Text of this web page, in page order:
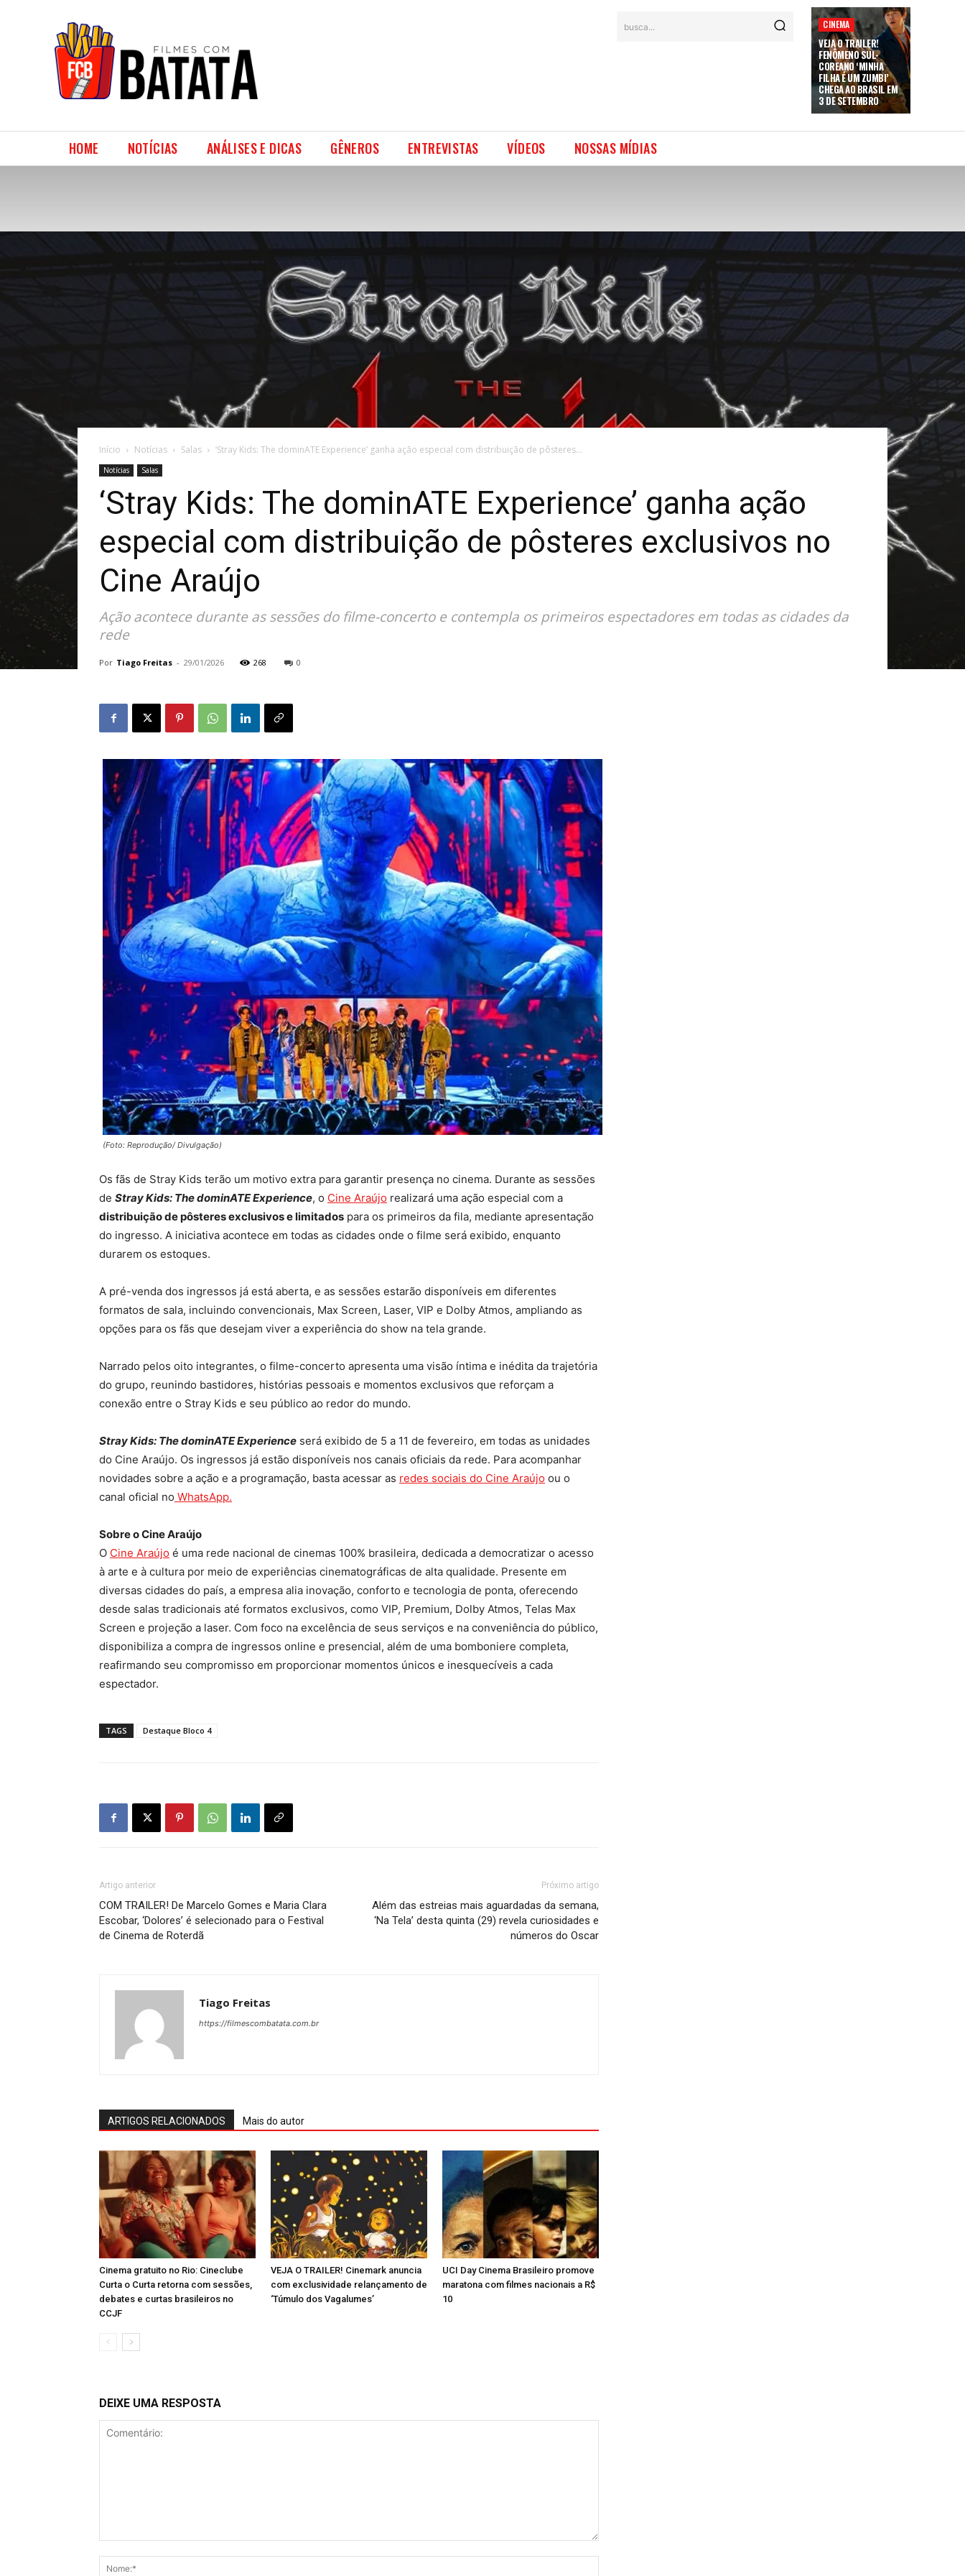
busca... CINEMA
VEJA O TRAILER!
FENÔMENO SUL-
COREANO ‘MINHA
FILHA É UM ZUMBI’
CHEGA AO BRASIL EM
3 DE SETEMBRO
HOME NOTÍCIAS ANÁLISES E DICAS GÊNEROS ENTREVISTAS VÍDEOS NOSSAS MÍDIAS
Início Notícias Salas ‘Stray Kids: The dominATE Experience’ ganha ação especial com distribuição de pôsteres...
Notícias Salas
‘Stray Kids: The dominATE Experience’ ganha ação
especial com distribuição de pôsteres exclusivos no
Cine Araújo
Ação acontece durante as sessões do filme-concerto e contempla os primeiros espectadores em todas as cidades da
rede
Por Tiago Freitas - 29/01/2026 268 0
(Foto: Reprodução/ Divulgação)
Os fãs de Stray Kids terão um motivo extra para garantir presença no cinema. Durante as sessões
de Stray Kids: The dominATE Experience, o Cine Araújo realizará uma ação especial com a
distribuição de pôsteres exclusivos e limitados para os primeiros da fila, mediante apresentação
do ingresso. A iniciativa acontece em todas as cidades onde o filme será exibido, enquanto
durarem os estoques.
A pré-venda dos ingressos já está aberta, e as sessões estarão disponíveis em diferentes
formatos de sala, incluindo convencionais, Max Screen, Laser, VIP e Dolby Atmos, ampliando as
opções para os fãs que desejam viver a experiência do show na tela grande.
Narrado pelos oito integrantes, o filme-concerto apresenta uma visão íntima e inédita da trajetória
do grupo, reunindo bastidores, histórias pessoais e momentos exclusivos que reforçam a
conexão entre o Stray Kids e seu público ao redor do mundo.
Stray Kids: The dominATE Experience será exibido de 5 a 11 de fevereiro, em todas as unidades
do Cine Araújo. Os ingressos já estão disponíveis nos canais oficiais da rede. Para acompanhar
novidades sobre a ação e a programação, basta acessar as redes sociais do Cine Araújo ou o
canal oficial no WhatsApp.
Sobre o Cine Araújo
O Cine Araújo é uma rede nacional de cinemas 100% brasileira, dedicada a democratizar o acesso
à arte e à cultura por meio de experiências cinematográficas de alta qualidade. Presente em
diversas cidades do país, a empresa alia inovação, conforto e tecnologia de ponta, oferecendo
desde salas tradicionais até formatos exclusivos, como VIP, Premium, Dolby Atmos, Telas Max
Screen e projeção a laser. Com foco na excelência de seus serviços e na conveniência do público,
disponibiliza a compra de ingressos online e presencial, além de uma bomboniere completa,
reafirmando seu compromisso em proporcionar momentos únicos e inesquecíveis a cada
espectador.
TAGS Destaque Bloco 4
Artigo anterior
COM TRAILER! De Marcelo Gomes e Maria Clara
Escobar, ‘Dolores’ é selecionado para o Festival
de Cinema de Roterdã
Próximo artigo
Além das estreias mais aguardadas da semana,
‘Na Tela’ desta quinta (29) revela curiosidades e
números do Oscar
Tiago Freitas
https://filmescombatata.com.br
ARTIGOS RELACIONADOS Mais do autor
Cinema gratuito no Rio: Cineclube
Curta o Curta retorna com sessões,
debates e curtas brasileiros no
CCJF
VEJA O TRAILER! Cinemark anuncia
com exclusividade relançamento de
‘Túmulo dos Vagalumes’
UCI Day Cinema Brasileiro promove
maratona com filmes nacionais a R$
10
DEIXE UMA RESPOSTA